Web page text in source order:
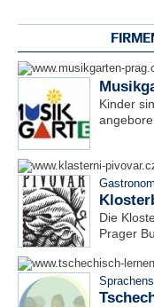
Kinder
Die
Prager